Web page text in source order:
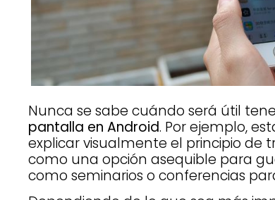
Nunca se sabe cuándo será útil
pantalla en Android. Por ejemplo,
explicar visualmente el principio de
como una opción asequible para
como seminarios o conferencias